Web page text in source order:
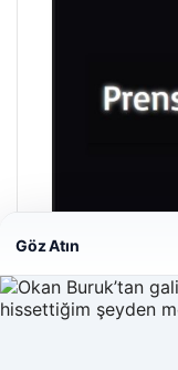
Göz Atın